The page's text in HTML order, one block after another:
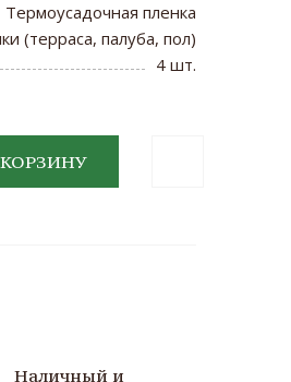
Термоусадочная пленка
(терраса, палуба, пол)
4 шт.
Наличный и